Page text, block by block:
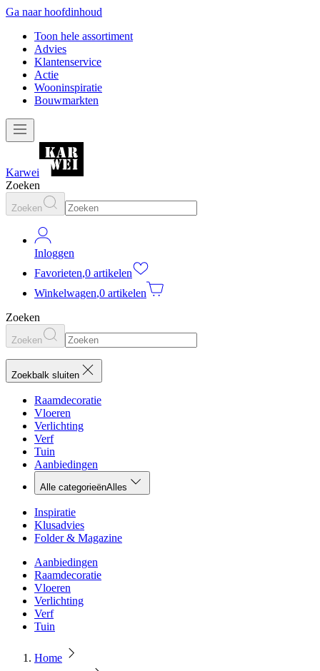
Ga naar hoofdinhoud
Toon hele assortiment
Advies
Klantenservice
Actie
Wooninspiratie
Bouwmarkten
Karwei
Zoeken
Zoeken
Inloggen
Favorieten,0 artikelen
Winkelwagen,0 artikelen
Zoeken
Zoeken
Zoekbalk sluiten
Raamdecoratie
Vloeren
Verlichting
Verf
Tuin
Aanbiedingen
Alle categorieënAlles
Inspiratie
Klusadvies
Folder & Magazine
Aanbiedingen
Raamdecoratie
Vloeren
Verlichting
Verf
Tuin
Home